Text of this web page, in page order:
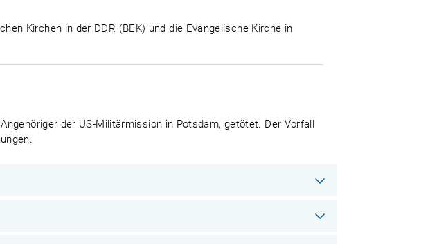
Kirchen in der DDR (BEK) und die Evangelische Kirche in
der US-Militärmission in Potsdam, getötet. Der Vorfall